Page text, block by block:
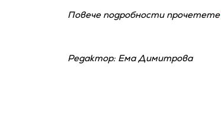
Повече подробности прочетете
Редактор: Ема Димитрова